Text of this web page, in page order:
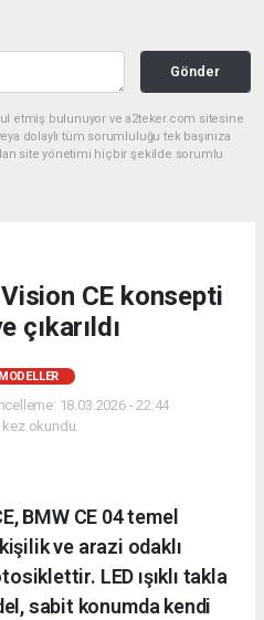
Gönder
etmiş bulunuyor ve a2teker.com sitesine
dolaylı tüm sorumluluğu tek başınıza
site yönetimi hiçbir şekilde sorumlu
CE konsepti
çıkarıldı
18.03.2026 - 22:44
kez okundu.
BMW CE 04 temel
ve arazi odaklı
LED ışıklı takla
sabit konumda kendi